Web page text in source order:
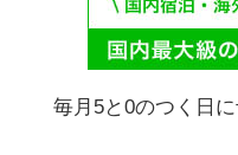
毎月5と0のつく日